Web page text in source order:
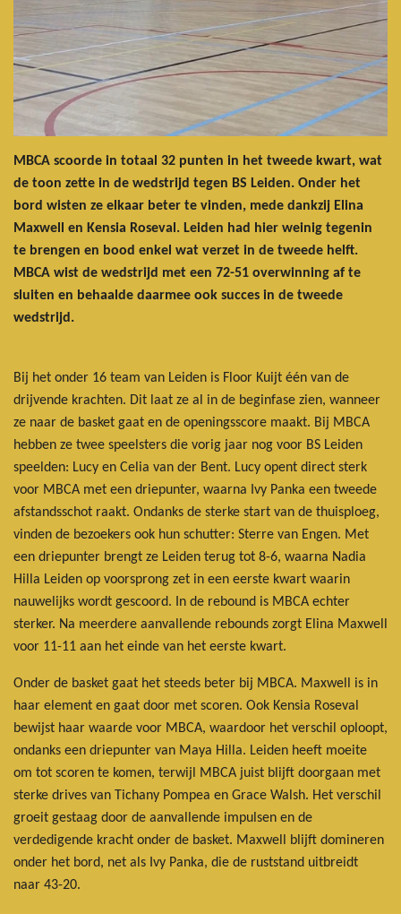
MBCA scoorde in totaal 32 punten in het tweede kwart, wat
de toon zette in de wedstrijd tegen BS Leiden. Onder het
bord wisten ze elkaar beter te vinden, mede dankzij Elina
Maxwell en Kensia Roseval. Leiden had hier weinig tegenin
te brengen en bood enkel wat verzet in de tweede helft.
MBCA wist de wedstrijd met een 72-51 overwinning af te
sluiten en behaalde daarmee ook succes in de tweede
wedstrijd.
Bij het onder 16 team van Leiden is Floor Kuijt één van de
drijvende krachten. Dit laat ze al in de beginfase zien, wanneer
ze naar de basket gaat en de openingsscore maakt. Bij MBCA
hebben ze twee speelsters die vorig jaar nog voor BS Leiden
speelden: Lucy en Celia van der Bent. Lucy opent direct sterk
voor MBCA met een driepunter, waarna Ivy Panka een tweede
afstandsschot raakt. Ondanks de sterke start van de thuisploeg,
vinden de bezoekers ook hun schutter: Sterre van Engen. Met
een driepunter brengt ze Leiden terug tot 8-6, waarna Nadia
Hilla Leiden op voorsprong zet in een eerste kwart waarin
nauwelijks wordt gescoord. In de rebound is MBCA echter
sterker. Na meerdere aanvallende rebounds zorgt Elina Maxwell
voor 11-11 aan het einde van het eerste kwart.
Onder de basket gaat het steeds beter bij MBCA. Maxwell is in
haar element en gaat door met scoren. Ook Kensia Roseval
bewijst haar waarde voor MBCA, waardoor het verschil oploopt,
ondanks een driepunter van Maya Hilla. Leiden heeft moeite
om tot scoren te komen, terwijl MBCA juist blijft doorgaan met
sterke drives van Tichany Pompea en Grace Walsh. Het verschil
groeit gestaag door de aanvallende impulsen en de
verdedigende kracht onder de basket. Maxwell blijft domineren
onder het bord, net als Ivy Panka, die de ruststand uitbreidt
naar 43-20.